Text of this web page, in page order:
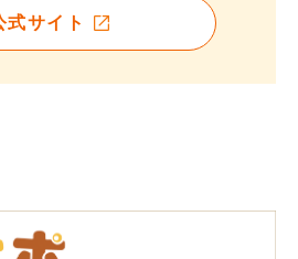
式サイト